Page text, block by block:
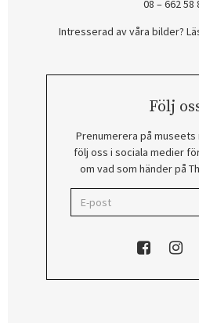
08 – 662 58
Intresserad av våra bilder?
Följ
Prenumerera på
följ oss i sociala medier
om vad som händer på